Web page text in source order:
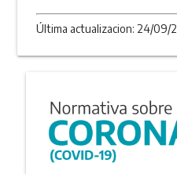
Última actualizacion: 24/09/